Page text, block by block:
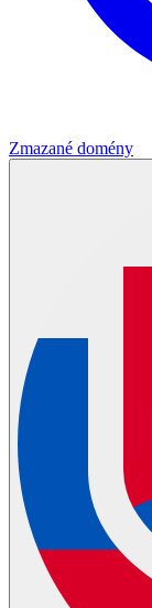
Zmazané domény